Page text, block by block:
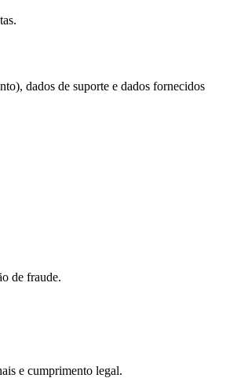
dados de suporte e dados fornecidos
de fraude.
e cumprimento legal.